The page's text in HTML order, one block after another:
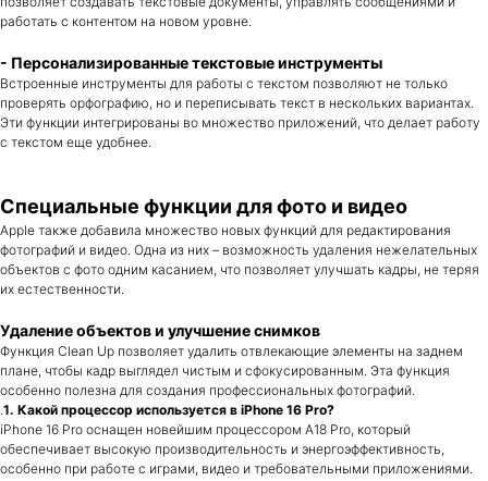
работать с контентом на новом уровне.
- Персонализированные текстовые инструменты
Встроенные инструменты для работы с текстом позволяют не только
проверять орфографию, но и переписывать текст в нескольких вариантах.
Эти функции интегрированы во множество приложений, что делает работу
с текстом еще удобнее.
Специальные функции для фото и видео
Apple также добавила множество новых функций для редактирования
фотографий и видео. Одна из них – возможность удаления нежелательных
объектов с фото одним касанием, что позволяет улучшать кадры, не теряя
их естественности.
Удаление объектов и улучшение снимков
Функция Clean Up позволяет удалить отвлекающие элементы на заднем
плане, чтобы кадр выглядел чистым и сфокусированным. Эта функция
особенно полезна для создания профессиональных фотографий.
1. Какой процессор используется в iPhone 16 Pro?
iPhone 16 Pro оснащен новейшим процессором A18 Pro, который
обеспечивает высокую производительность и энергоэффективность,
особенно при работе с играми, видео и требовательными приложениями.
и доставкой по всей России.
Каталог Покупателям
iPhone
iMac
iPad